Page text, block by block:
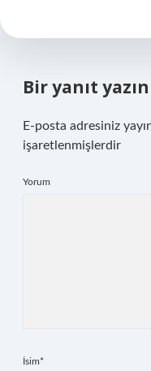
Bir yanıt yazın
E-posta adresiniz
işaretlenmişlerdir
Yorum
İsim*